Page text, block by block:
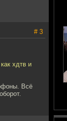
# 3
хдтв и
Всё